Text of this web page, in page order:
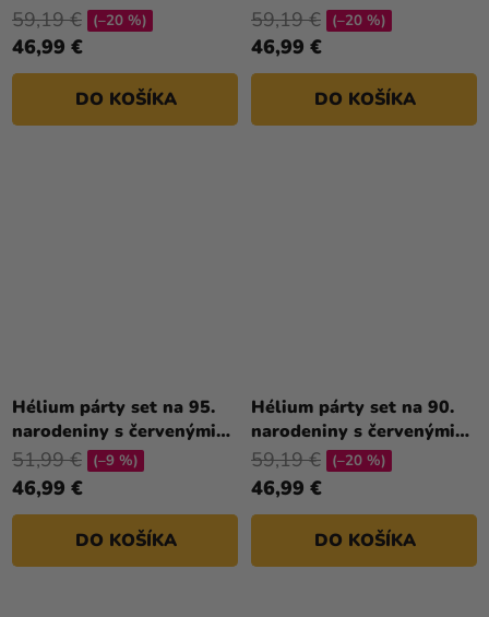
balónmi
46,99 €
59,19 € (–20 %)
DO KOŠÍKA
balónmi
46,99 €
59,19 € (–20 %)
DO KOŠÍKA
Hélium párty set na 95.
narodeniny s červenými
balónmi
46,99 €
51,99 € (–9 %)
DO KOŠÍKA
Hélium párty set na 90.
narodeniny s červenými
balónmi
46,99 €
59,19 € (–20 %)
DO KOŠÍKA